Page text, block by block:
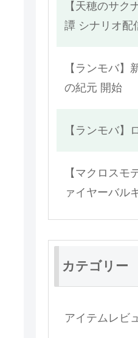
【天穂のサク
譚 シナリオ配
【ランモバ】
の紀元 開始
【ランモバ】
【マクロスモ
ァイヤーバル
カテゴリー
アイテムレビ